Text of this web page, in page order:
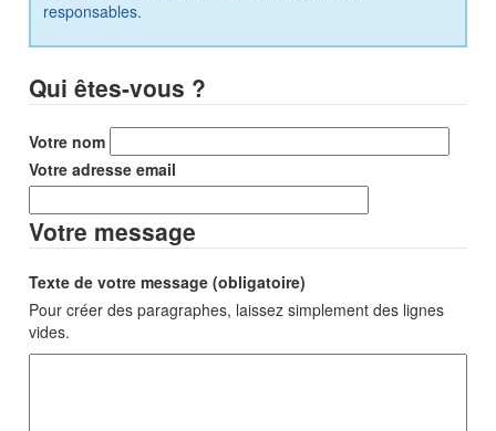
responsables.
Qui êtes-vous ?
Votre nom
Votre adresse email
Votre message
Texte de votre message (obligatoire)
Pour créer des paragraphes, laissez simplement des lignes
vides.